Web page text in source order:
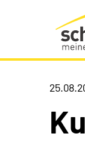
Gemeinde